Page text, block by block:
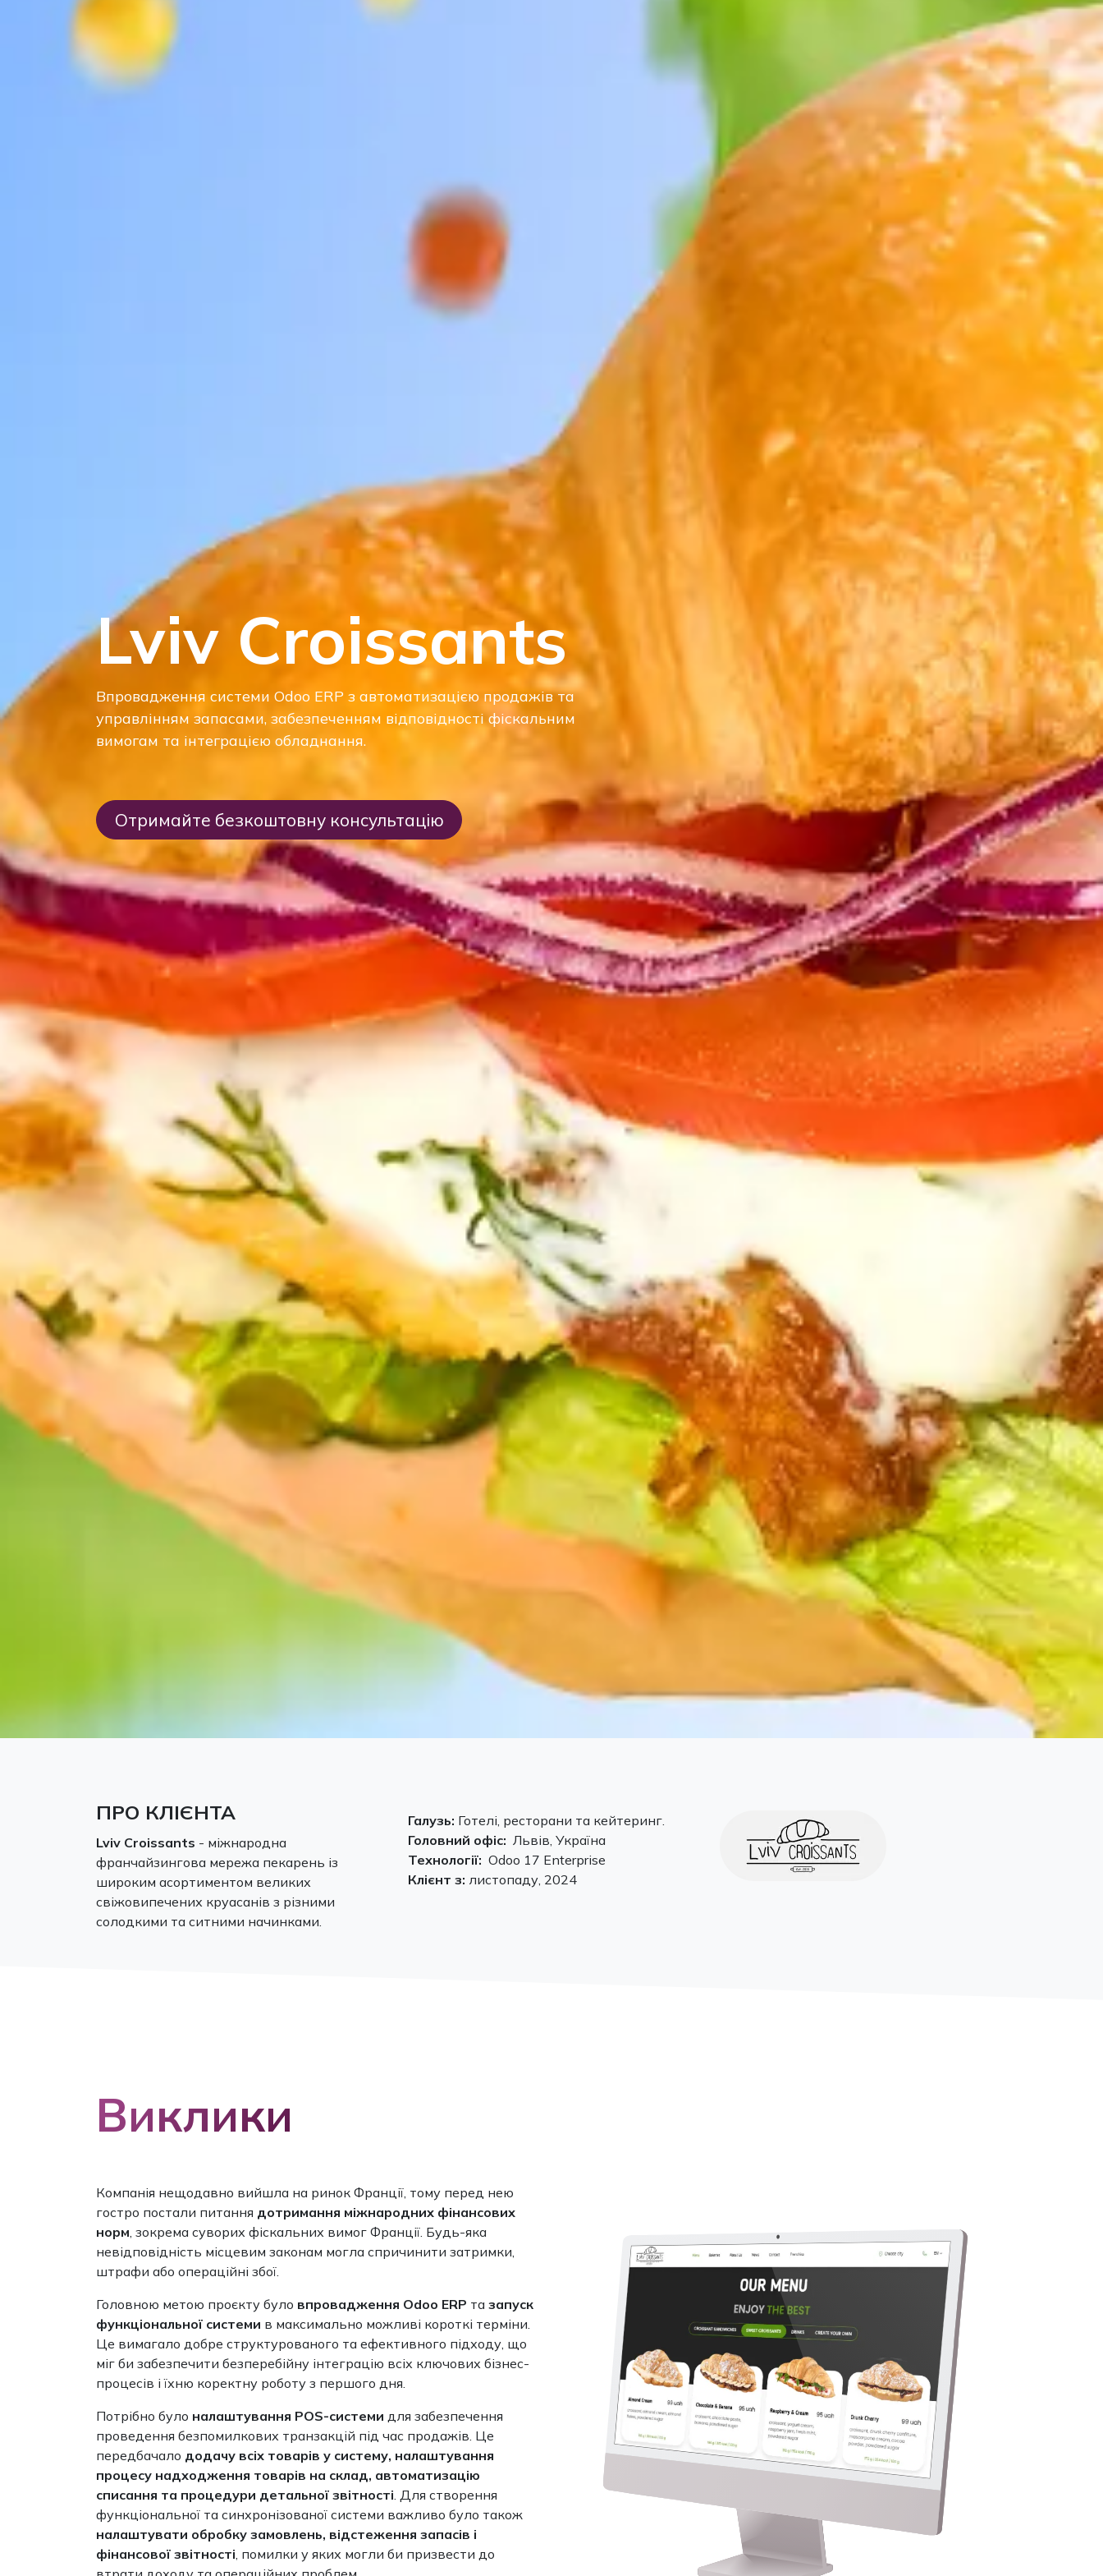
Lviv Croissants
Впровадження системи Odoo ERP з автоматизацією продажів та
управлінням запасами, забезпеченням відповідності фіскальним
вимогам та інтеграцією обладнання.
Отримайте безкоштовну консультацію
ПРО КЛІЄНТА
Lviv Croissants - міжнародна
франчайзингова мережа пекарень із
широким асортиментом великих
свіжовипечених круасанів з різними
солодкими та ситними начинками.
Галузь: Готелі, ресторани та кейтеринг.
Головний офіс: Львів, Україна
Технології: Odoo 17 Enterprise
Клієнт з: листопаду, 2024
Виклики
Компанія нещодавно вийшла на ринок Франції, тому перед нею
гостро постали питання дотримання міжнародних фінансових
норм, зокрема суворих фіскальних вимог Франції. Будь-яка
невідповідність місцевим законам могла спричинити затримки,
штрафи або операційні збої.
Головною метою проєкту було впровадження Odoo ERP та запуск
функціональної системи в максимально можливі короткі терміни.
Це вимагало добре структурованого та ефективного підходу, що
міг би забезпечити безперебійну інтеграцію всіх ключових бізнес-
процесів і їхню коректну роботу з першого дня.
Потрібно було налаштування POS-системи для забезпечення
проведення безпомилкових транзакцій під час продажів. Це
передбачало додачу всіх товарів у систему, налаштування
процесу надходження товарів на склад, автоматизацію
списання та процедури детальної звітності. Для створення
функціональної та синхронізованої системи важливо було також
налаштувати обробку замовлень, відстеження запасів і
фінансової звітності, помилки у яких могли би призвести до